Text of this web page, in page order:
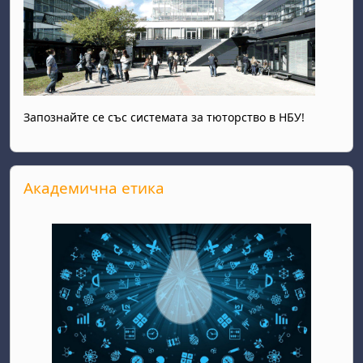
Запознайте се със системата за тюторство в НБУ!
Salta Академична етика
Академична етика